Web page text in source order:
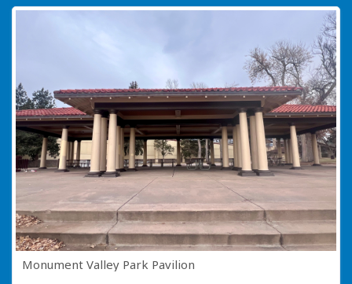
Monument Valley Park Pavilion